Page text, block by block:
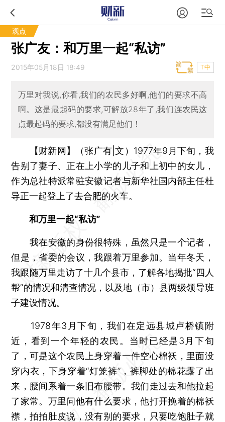
观点
张广友：和万里一起“私访”
2015年05月18日 18:49 T中
万里对我说,你看,我们的农民多好啊,他们的要求不高
啊。这是最起码的要求,可解放28年了,我们连农民这
点最起码的要求,都没有满足他们！
【财新网】（张广有|文） 1977年9月下旬，我
告别了妻子、正在上小学的儿子和上初中的女儿，
作为总社特派常驻安徽记者与新华社国内部主任杜
导正一起登上了去合肥的火车。
和万里一起“私访”
我在安徽的身份很特殊，虽然只是一个记者，
但是，省委的会议，我跟着万里参加。当年冬天，
我跟随万里走访了十几个县市，了解各地揭批“四人
帮”的情况和清查情况，以及地（市）县两级领导班
子建设情况。
1978年3月下旬，我们在定远县城卢桥镇附
近，看到一个年轻的农民。当时已经是3月下旬
了，可是这个农民上身穿着一件空心棉袄，里面没
穿内衣，下身穿着“灯笼裤”，裤脚处的棉花露了出
来，腰间系着一条旧布腰带。我们走过去和他拉起
了家常。万里问他有什么要求，他打开挽着的棉袄
襟，拍拍肚皮说，没有别的要求，只要吃饱肚子就